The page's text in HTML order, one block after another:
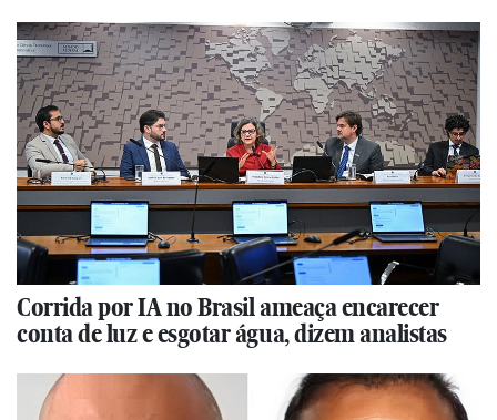
Corrida por IA no Brasil ameaça encarecer
conta de luz e esgotar água, dizem analistas